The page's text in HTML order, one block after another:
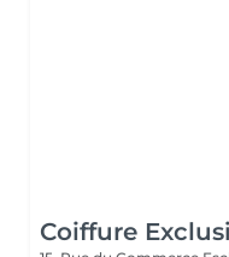
Coiffure